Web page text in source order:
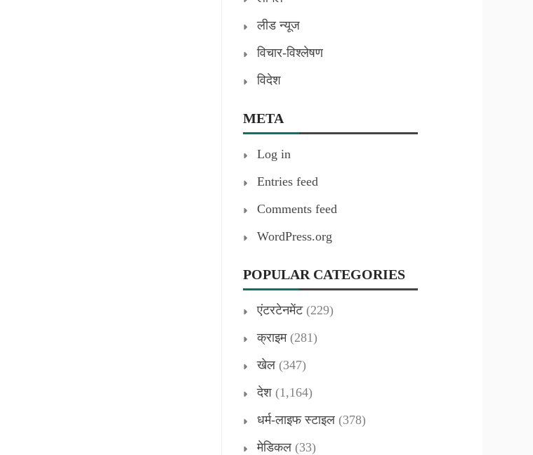
लीड न्यूज
विचार-विश्लेषण
विदेश
META
Log in
Entries feed
Comments feed
WordPress.org
POPULAR CATEGORIES
एंटरटेनमेंट(229)
क्राइम(281)
खेल (347)
देश (1,164)
धर्म-लाइफ स्टाइल (378)
मेडिकल (33)